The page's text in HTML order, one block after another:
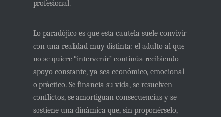
profesional.
Lo paradójico es que esta cautela suele convivir
con una realidad muy distinta:el adulto al que
no se quiere “intervenir” continúa recibiendo
apoyo constante, ya sea económico, emocional
o práctico. Se financia su vida, se resuelven
conflictos, se amortiguan consecuencias y se
sostiene una dinámica que, sin proponérselo,